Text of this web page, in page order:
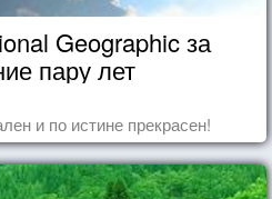
Geographic за
пару лет
и по истине прекрасен!